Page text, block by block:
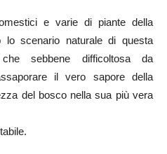
e varie di piante della
lo scenario naturale di questa
sebbene difficoltosa da
il vero sapore della
del bosco nella sua più vera